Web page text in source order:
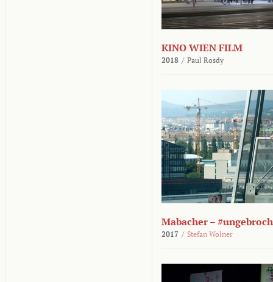
KINO WIEN FILM
2018 / Paul Rosdy
Mabacher –
2017 / Stefan Wolner